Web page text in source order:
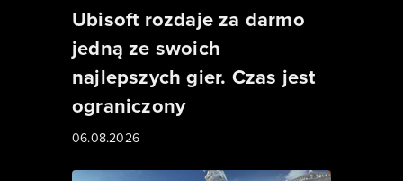
Ubisoft rozdaje za darmo
jedną ze swoich
najlepszych gier. Czas jest
ograniczony
06.08.2026